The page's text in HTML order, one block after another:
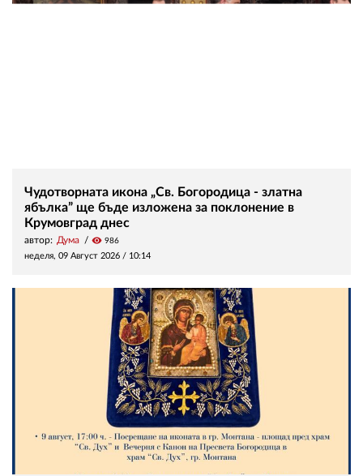
Чудотворната икона „Св. Богородица - златна
ябълка” ще бъде изложена за поклонение в
Крумовград днес
автор: Дума visibility 986
неделя, 09 Август 2026 / 10:14